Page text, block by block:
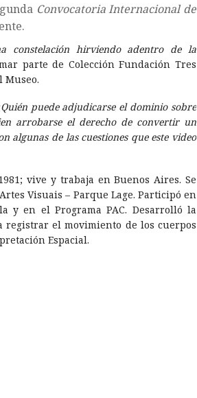
Convocatoria Internacional de
constelación hirviendo adentro de la
parte de Colección Fundación Tres
Museo.
puede adjudicarse el dominio sobre
arrobarse el derecho de convertir un
algunas de las cuestiones que este video
vive y trabaja en Buenos Aires. Se
Visuais – Parque Lage. Participó en
y en el Programa PAC. Desarrolló la
registrar el movimiento de los cuerpos
Espacial.